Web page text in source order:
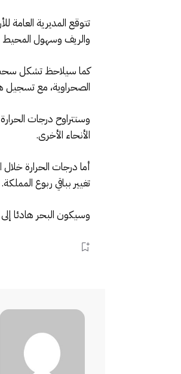
تتوقع المديرية العامة
والريف وسهول المحيط
كما سيلاحظ تشكل سحب
الصحراوية، مع تسجيل
الأنحاء الأخرى.
أما درجات الحرارة
تغيير بباقي ربوع المملكة.
وسيكون البحر هادئا